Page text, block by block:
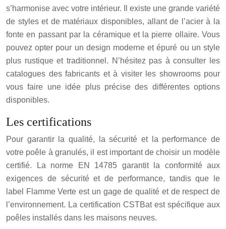
s’harmonise avec votre intérieur. Il existe une grande variété
de styles et de matériaux disponibles, allant de l’acier à la
fonte en passant par la céramique et la pierre ollaire. Vous
pouvez opter pour un design moderne et épuré ou un style
plus rustique et traditionnel. N’hésitez pas à consulter les
catalogues des fabricants et à visiter les showrooms pour
vous faire une idée plus précise des différentes options
disponibles.
Les certifications
Pour garantir la qualité, la sécurité et la performance de
votre poêle à granulés, il est important de choisir un modèle
certifié. La norme EN 14785 garantit la conformité aux
exigences de sécurité et de performance, tandis que le
label Flamme Verte est un gage de qualité et de respect de
l’environnement. La certification CSTBat est spécifique aux
poêles installés dans les maisons neuves.